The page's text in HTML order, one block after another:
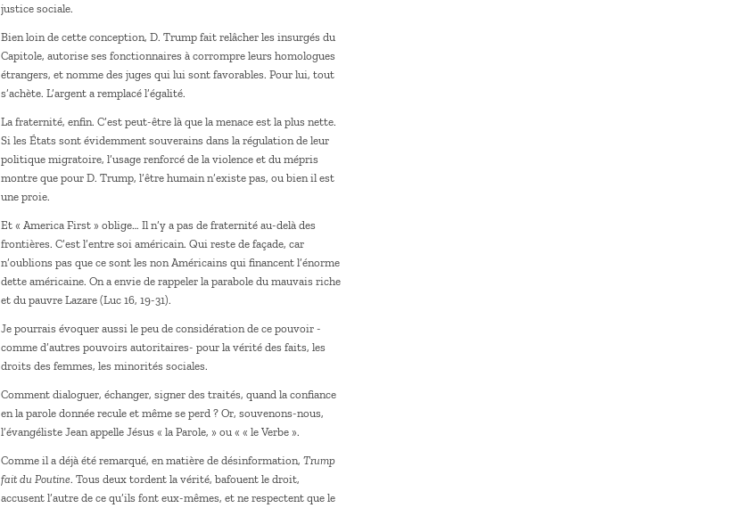
justice sociale.
Bien loin de cette conception, D. Trump fait relâcher les insurgés du
Capitole, autorise ses fonctionnaires à corrompre leurs homologues
étrangers, et nomme des juges qui lui sont favorables. Pour lui, tout
s’achète. L’argent a remplacé l’égalité.
La fraternité, enfin. C’est peut-être là que la menace est la plus nette.
Si les États sont évidemment souverains dans la régulation de leur
politique migratoire, l’usage renforcé de la violence et du mépris
montre que pour D. Trump, l’être humain n’existe pas, ou bien il est
une proie.
Et « America First » oblige… Il n’y a pas de fraternité au-delà des
frontières. C’est l’entre soi américain. Qui reste de façade, car
n’oublions pas que ce sont les non Américains qui financent l’énorme
dette américaine. On a envie de rappeler la parabole du mauvais riche
et du pauvre Lazare (Luc 16, 19-31).
Je pourrais évoquer aussi le peu de considération de ce pouvoir -
comme d’autres pouvoirs autoritaires- pour la vérité des faits, les
droits des femmes, les minorités sociales.
Comment dialoguer, échanger, signer des traités, quand la confiance
en la parole donnée recule et même se perd ? Or, souvenons-nous,
l’évangéliste Jean appelle Jésus « la Parole, » ou « « le Verbe ».
Comme il a déjà été remarqué, en matière de désinformation, Trump
fait du Poutine. Tous deux tordent la vérité, bafouent le droit,
accusent l’autre de ce qu’ils font eux-mêmes, et ne respectent que le